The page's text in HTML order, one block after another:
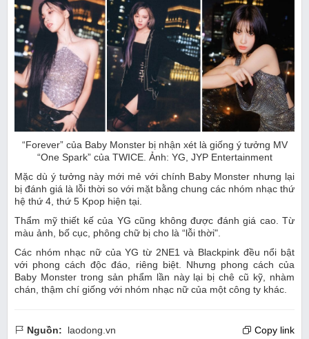
“Forever” của Baby Monster bị nhận xét là giống ý tưởng MV
“One Spark” của TWICE. Ảnh: YG, JYP Entertainment
Mặc dù ý tưởng này mới mẻ với chính Baby Monster nhưng lại
bị đánh giá là lỗi thời so với mặt bằng chung các nhóm nhạc thứ
hệ thứ 4, thứ 5 Kpop hiện tại.
Thẩm mỹ thiết kế của YG cũng không được đánh giá cao. Từ
màu ảnh, bố cục, phông chữ bị cho là “lỗi thời".
Các nhóm nhạc nữ của YG từ 2NE1 và Blackpink đều nổi bật
với phong cách độc đáo, riêng biệt. Nhưng phong cách của
Baby Monster trong sản phẩm lần này lại bị chê cũ kỹ, nhàm
chán, thậm chí giống với nhóm nhạc nữ của một công ty khác.
Nguồn: laodong.vn
Copy link